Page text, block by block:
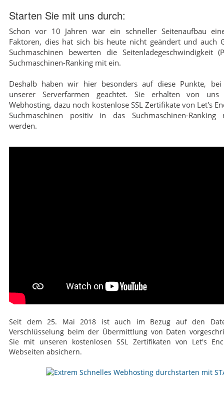
Starten Sie mit uns durch:
Schon vor 10 Jahren war ein schneller Seitenaufbau
Faktoren, dies hat sich bis heute nicht geändert und auch
Suchmaschinen bewerten die Seitenladegeschwindigkeit
Suchmaschinen-Ranking mit ein.
Deshalb haben wir hier besonders auf diese Punkte,
unserer Serverfarmen geachtet. Sie erhalten von uns
Webhosting, dazu noch kostenlose SSL Zertifikate von Let's
Suchmaschinen positiv in das Suchmaschinen-Ranking
werden.
Seit dem 25. Mai 2018 ist auch im Bezug auf den
Verschlüsselung beim der Übermittlung von Daten
Sie mit unseren kostenlosen SSL Zertifikaten von Let's
Webseiten absichern.